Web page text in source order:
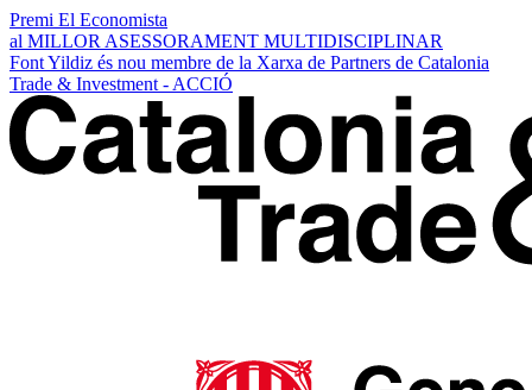
Premi El Economista
al MILLOR ASESSORAMENT MULTIDISCIPLINAR
Font Yildiz és nou membre de la Xarxa de Partners de Catalonia
Trade & Investment - ACCIÓ